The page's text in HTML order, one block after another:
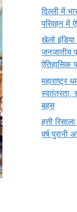
दिल्ली में
परिवहन में
खेलो
जनजातीय
ऐतिहासिक
महाराष्ट्र
स्वतंत्रता,
बहस
हत्ती
वर्ष पुरानी